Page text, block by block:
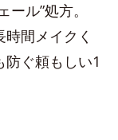
ル”処方。
間メイクく
ぐ頼もしい1